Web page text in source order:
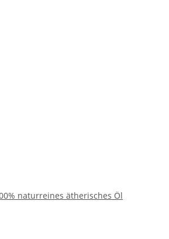
naturreines ätherisches Öl